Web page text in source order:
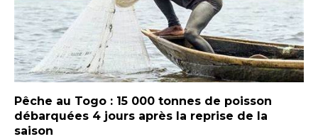
Pêche au Togo : 15 000 tonnes de poisson
débarquées 4 jours après la reprise de la
saison